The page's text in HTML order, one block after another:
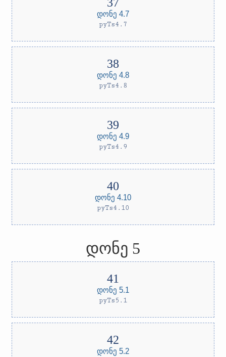
დონე 4.7
pyTs4.7
დონე 4.8
pyTs4.8
დონე 4.9
pyTs4.9
დონე 4.10
pyTs4.10
დონე 5
დონე 5.1
pyTs5.1
დონე 5.2